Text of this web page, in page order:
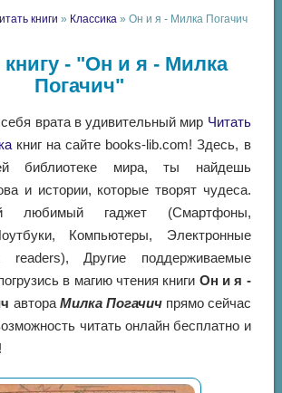
книги » Классика » Он и я - Милка Погачич
книгу - "Он и я - Милка
Погачич"
врата в удивительный мир Читать
книг на сайте books-lib.com! Здесь, в
библиотеке мира, ты найдешь
и истории, которые творят чудеса.
любимый гаджет (Смартфоны,
Компьютеры, Электронные
readers), Другие поддерживаемые
в магию чтения книги Он и я -
автора Милка Погачичпрямо сейчас
читать онлайн бесплатно и